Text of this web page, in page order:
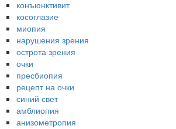
конъюнктивит
косоглазие
миопия
нарушения зрения
острота зрения
очки
пресбиопия
рецепт на очки
синий свет
амблиопия
анизометропия